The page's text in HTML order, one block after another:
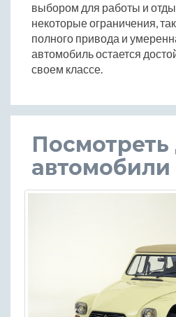
выбором для работы и
некоторые ограничения,
полного привода и
автомобиль остается
своем классе.
Посмотреть
автомобили